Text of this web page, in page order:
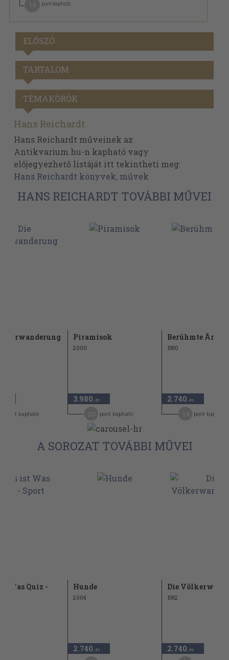
pont kapható
ELŐSZÓ
TARTALOM
TÉMAKÖRÖK
Hans Reichardt
Hans Reichardt műveinek az
Antikvarium.hu-n kapható vagy
előjegyezhető listáját itt tekintheti meg:
Hans Reichardt könyvek, művek
HANS REICHARDT TOVÁBBI MŰVEI
pont kapható
Piramisok
2000
3.980 ,-Ft
pont kapható
Berühmte Ärzte
1980
2.740 ,-Ft
pont kapható
A SOROZAT TOVÁBBI MŰVEI
Was Quiz - Hunde
2004
2.740 ,-Ft
Die
1982
2.740 ,-Ft